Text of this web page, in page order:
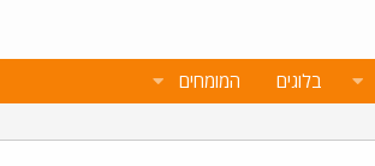
בלוגים המומחים